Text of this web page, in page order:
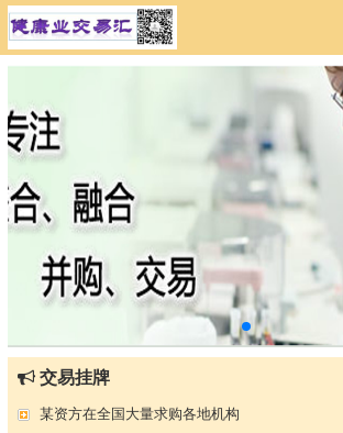
交易挂牌
【专注投资】城投 交投 建投等国企项目合作
【寻求合作】海外代理、慈善机构
某资方在全国大量求购各地机构